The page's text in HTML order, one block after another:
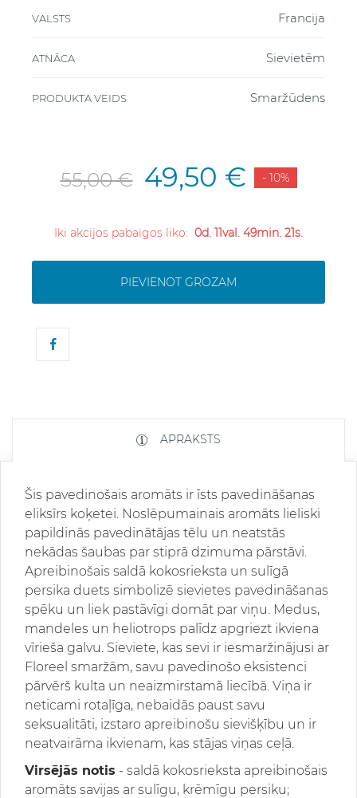
VALSTS Francija
ATNĀCA Sievietēm
PRODUKTA VEIDS Smaržūdens
55,00 € 49,50 € - 10%
Iki akcijos pabaigos liko: 0d. 11val. 49min. 21s.
PIEVIENOT GROZAM
APRAKSTS
Šis pavedinošais aromāts ir īsts pavedināšanas
eliksīrs koķetei. Noslēpumainais aromāts lieliski
papildinās pavedinātājas tēlu un neatstās
nekādas šaubas par stiprā dzimuma pārstāvi.
Apreibinošais saldā kokosrieksta un sulīgā
persika duets simbolizē sievietes pavedināšanas
spēku un liek pastāvīgi domāt par viņu. Medus,
mandeles un heliotrops palīdz apgriezt ikviena
vīrieša galvu. Sieviete, kas sevi ir iesmaržinājusi ar
Floreel smaržām, savu pavedinošo eksistenci
pārvērš kulta un neaizmirstamā liecībā. Viņa ir
neticami rotaļīga, nebaidās paust savu
seksualitāti, izstaro apreibinošu sievišķību un ir
neatvairāma ikvienam, kas stājas viņas ceļā.
Virsējās notis - saldā kokosrieksta apreibinošais
aromāts savijas ar sulīgu, krēmīgu persiku;